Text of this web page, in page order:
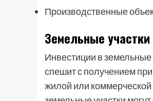
Производственные
Земельные участки
Инвестиции в земельные
спешит с получением
жилой или